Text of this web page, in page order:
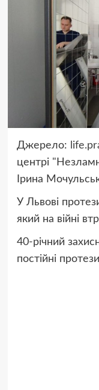
Джерело:
центрі
Ірина
У Львові
який на війні
40-річний
постійні протези